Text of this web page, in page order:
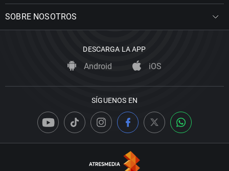
SOBRE NOSOTROS
DESCARGA LA APP
Android iOS
SÍGUENOS EN